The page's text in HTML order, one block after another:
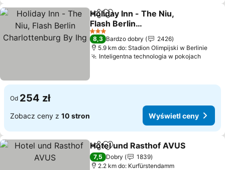
Udostępnij
Dodaj do ulubionych
Holiday Inn - The Niu,
Flash Berlin
Charlottenburg By Ihg
3 Kategoria
8,3 Bardzo dobry
2426
5.9 km do: Stadion Olimpijski w Berlinie
Inteligentna technologia w pokojach
Od 254 zł
Zobacz ceny z 10 stron Wyświetl ceny
Udostępnij
Dodaj do ulubionych
Hotel und Rasthof AVUS
7,5 Dobry
1839
2.2 km do: Kurfürstendamm